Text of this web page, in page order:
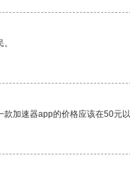
加速器app的价格应该在50元以